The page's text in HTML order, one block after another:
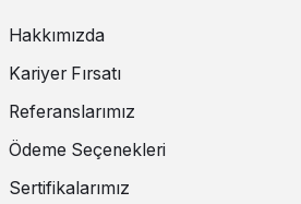
Hakkımızda
Kariyer Fırsatı
Referanslarımız
Ödeme Seçenekleri
Sertifikalarımız